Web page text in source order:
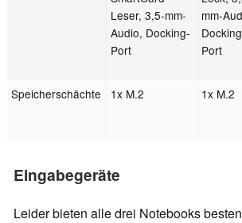
Leser, 3,5-mm-
Audio, Docking-
Port
mm-
Docking
Port
Speicherschächte
1x M.2 1x M.2
Eingabegeräte
Leider bieten alle drei Notebooks